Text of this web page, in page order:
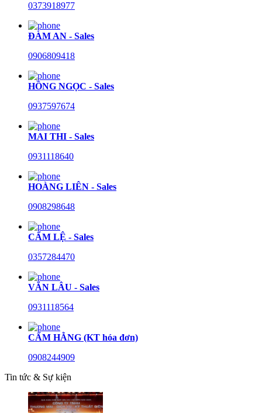
0373918977
ĐÀM AN - Sales
0906809418
HỒNG NGỌC - Sales
0937597674
MAI THI - Sales
0931118640
HOÀNG LIÊN - Sales
0908298648
CẨM LỆ - Sales
0357284470
VĂN LÂU - Sales
0931118564
CẨM HẰNG (KT hóa đơn)
0908244909
Tin tức & Sự kiện